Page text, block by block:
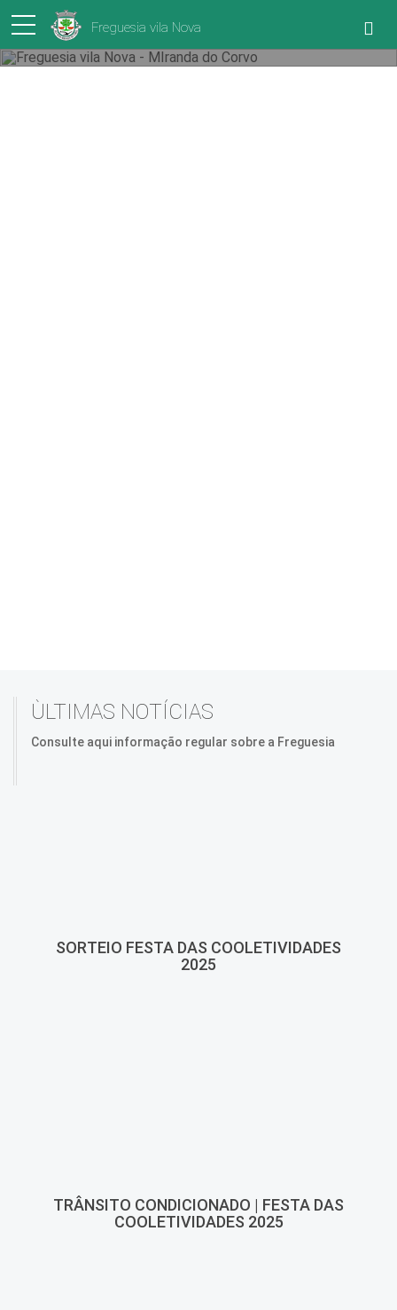
Freguesia vila Nova
VILA NOVA
ÙLTIMAS NOTÍCIAS
Consulte aqui informação regular sobre a Freguesia
SORTEIO FESTA DAS COOLETIVIDADES
2025
TRÂNSITO CONDICIONADO | FESTA DAS
COOLETIVIDADES 2025